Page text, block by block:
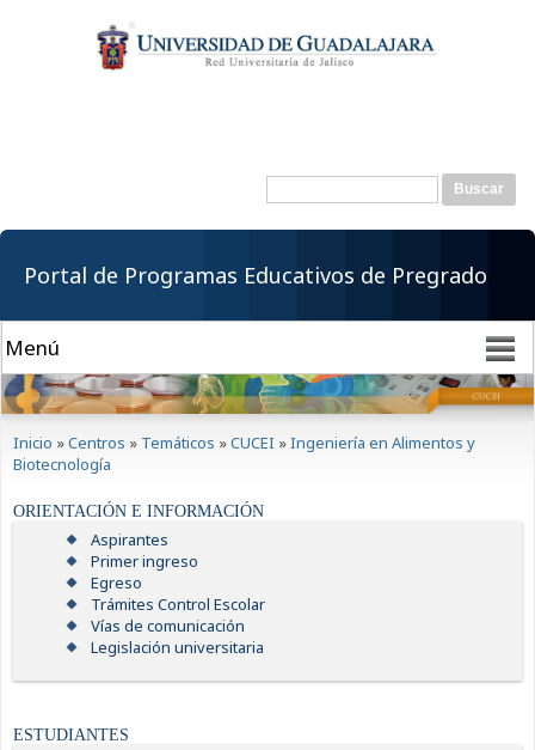
contenido
principal
Formulario de
Buscar
Portal de Programas Educativos de Pregrado
Inicio »Centros » Temáticos »CUCEI »Ingeniería en Alimentos y
Biotecnología
ORIENTACIÓN E INFORMACIÓN
Aspirantes
Primer ingreso
Egreso
Trámites Control Escolar
Vías de comunicación
Legislación universitaria
ESTUDIANTES